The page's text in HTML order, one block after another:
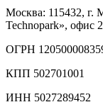
Москва: 115432, г.
Technopark», офис
ОГРН
КПП 502701001
ИНН 5027289452